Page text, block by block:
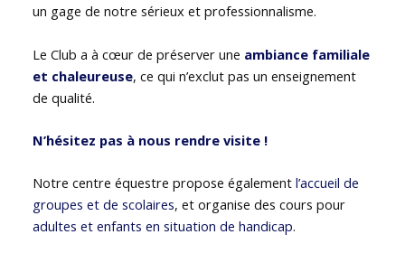
un gage de notre sérieux et professionnalisme.
Le Club a à cœur de préserver une ambiance familiale
et chaleureuse, ce qui n’exclut pas un enseignement
de qualité.
N’hésitez pas à nous rendre visite !
Notre centre équestre propose égalementl’accueil de
groupes et de scolaires, et organise des cours pour
adultes et enfants en situation de handicap.